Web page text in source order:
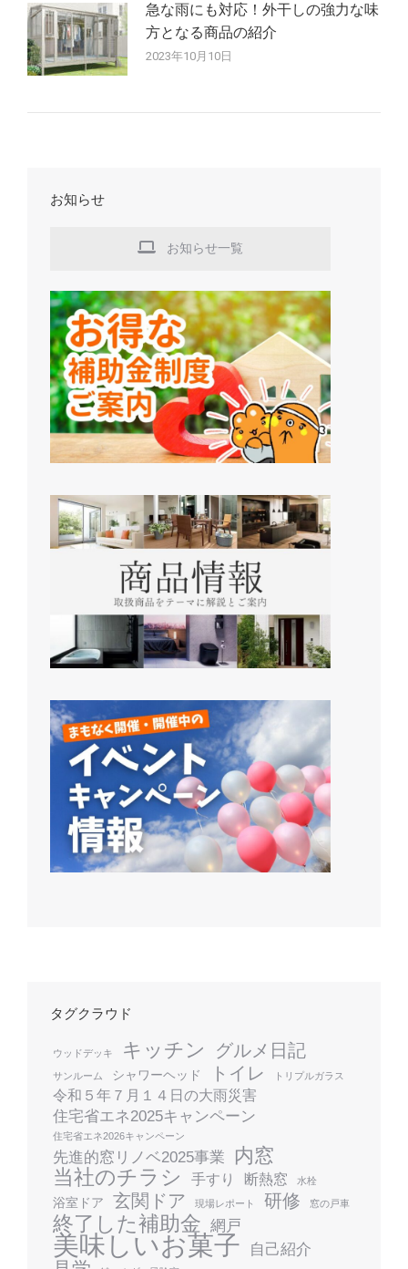
急な雨にも対応！外干しの強力な味
方となる商品の紹介
2023年10月10日
お知らせ
お知らせ一覧
タグクラウド
ウッドデッキ キッチン グルメ日記
サンルーム シャワーヘッド トイレ トリプルガラス
令和５年７月１４日の大雨災害
住宅省エネ2025キャンペーン
住宅省エネ2026キャンペーン
先進的窓リノベ2025事業 内窓
当社のチラシ 手すり 断熱窓 水栓
浴室ドア 玄関ドア 現場レポート 研修 窓の戸車
終了した補助金 網戸
美味しいお菓子 自己紹介